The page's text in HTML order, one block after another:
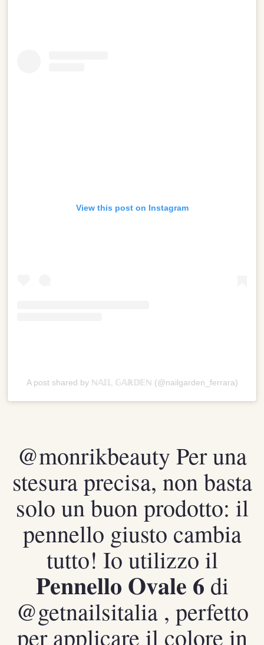
View this post on Instagram
A post shared by ℕ𝔸𝕀𝕃 𝔾𝔸ℝ𝔻𝔼ℕ (@nailgarden_ferrara)
@monrikbeauty Per una
stesura precisa, non basta
solo un buon prodotto: il
pennello giusto cambia
tutto! Io utilizzo il
𝐏𝐞𝐧𝐧𝐞𝐥𝐥𝐨 𝐎𝐯𝐚𝐥𝐞 𝟔 di
@getnailsitalia , perfetto
per applicare il colore in